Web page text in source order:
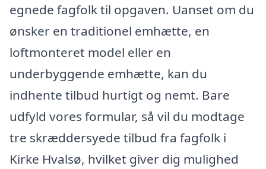
egnede fagfolk til opgaven. Uanset om du
ønsker en traditionel emhætte, en
loftmonteret model eller en
underbyggende emhætte, kan du
indhente tilbud hurtigt og nemt. Bare
udfyld vores formular, så vil du modtage
tre skræddersyede tilbud fra fagfolk i
Kirke Hvalsø, hvilket giver dig mulighed